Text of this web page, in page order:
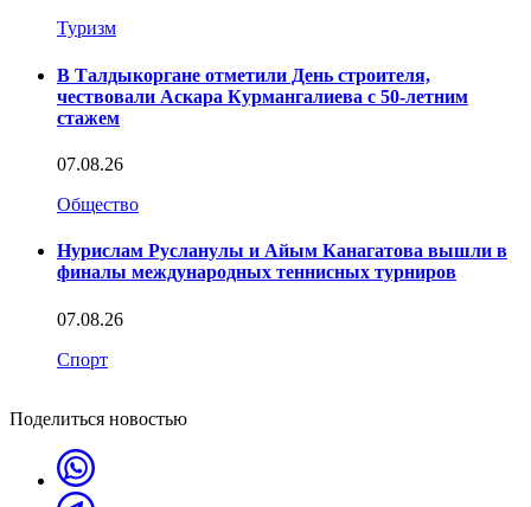
Туризм
В Талдыкоргане отметили День строителя,
чествовали Аскара Курмангалиева с 50-летним
стажем
07.08.26
Общество
Нурислам Русланулы и Айым Канагатова вышли в
финалы международных теннисных турниров
07.08.26
Спорт
Поделиться новостью